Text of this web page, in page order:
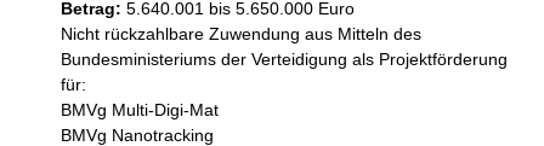
Betrag: 5.640.001 bis 5.650.000 Euro
Nicht rückzahlbare Zuwendung aus Mitteln des
Bundesministeriums der Verteidigung als Projektförderung
für:
BMVg Multi-Digi-Mat
BMVg Nanotracking